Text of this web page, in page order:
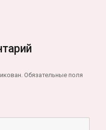
Обязательные поля